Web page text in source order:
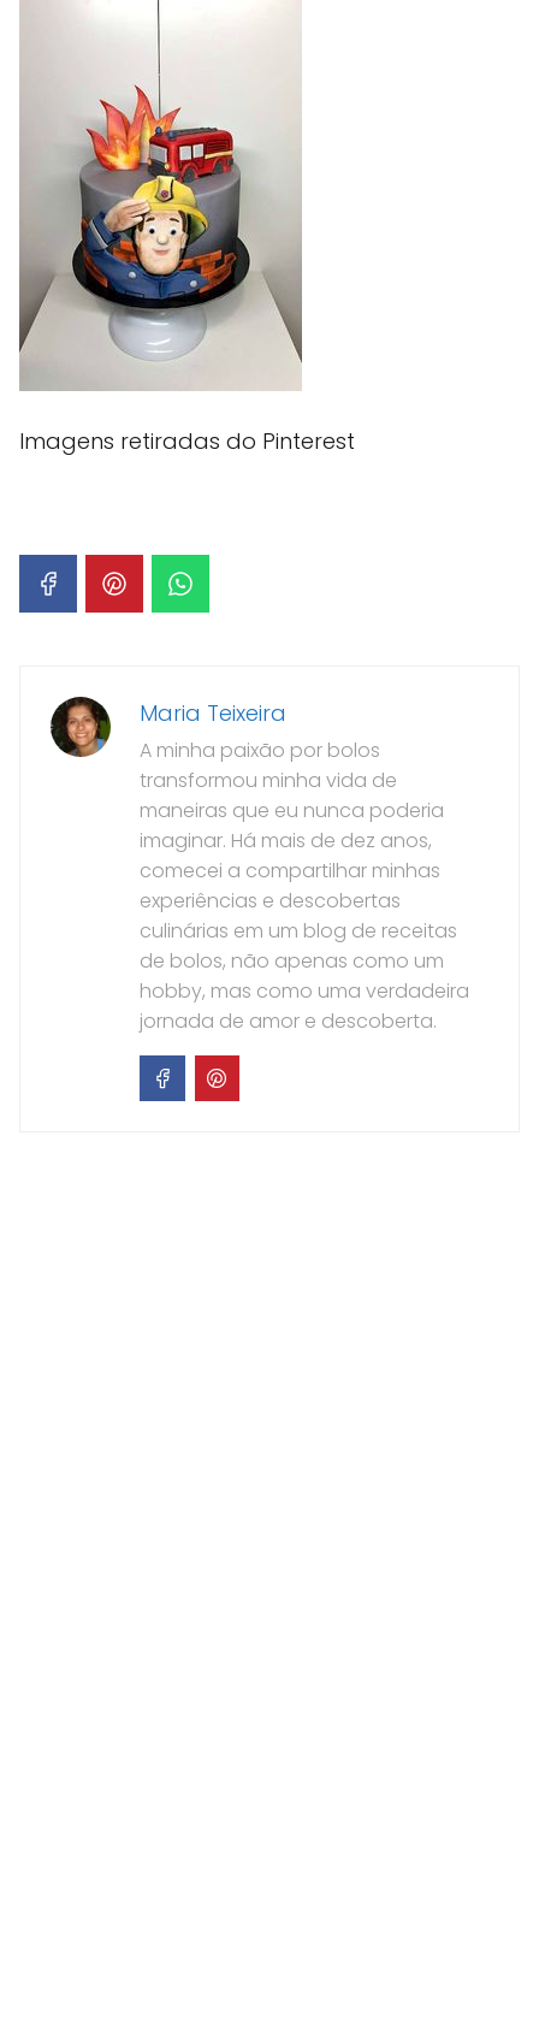
Imagens retiradas do Pinterest
Maria Teixeira
A minha paixão por bolos
transformou minha vida de
maneiras que eu nunca poderia
imaginar. Há mais de dez anos,
comecei a compartilhar minhas
experiências e descobertas
culinárias em um blog de receitas
de bolos, não apenas como um
hobby, mas como uma verdadeira
jornada de amor e descoberta.